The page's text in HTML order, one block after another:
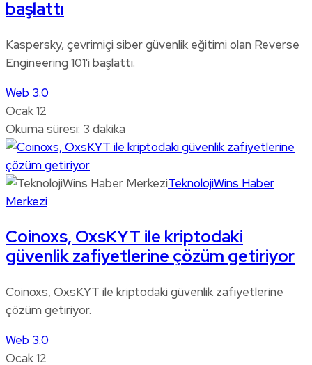
başlattı
Kaspersky, çevrimiçi siber güvenlik eğitimi olan Reverse
Engineering 101'i başlattı.
Web 3.0
Ocak 12
Okuma süresi: 3 dakika
TeknolojiWins Haber
Merkezi
Coinoxs, OxsKYT ile kriptodaki
güvenlik zafiyetlerine çözüm getiriyor
Coinoxs, OxsKYT ile kriptodaki güvenlik zafiyetlerine
çözüm getiriyor.
Web 3.0
Ocak 12